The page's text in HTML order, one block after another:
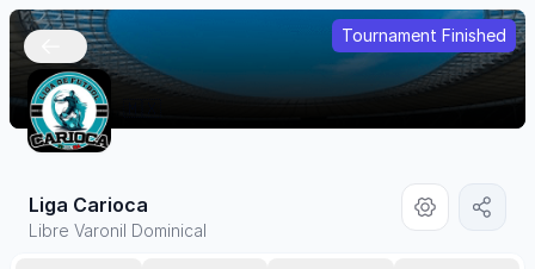
Tournament Finished
Liga Carioca
Libre Varonil Dominical